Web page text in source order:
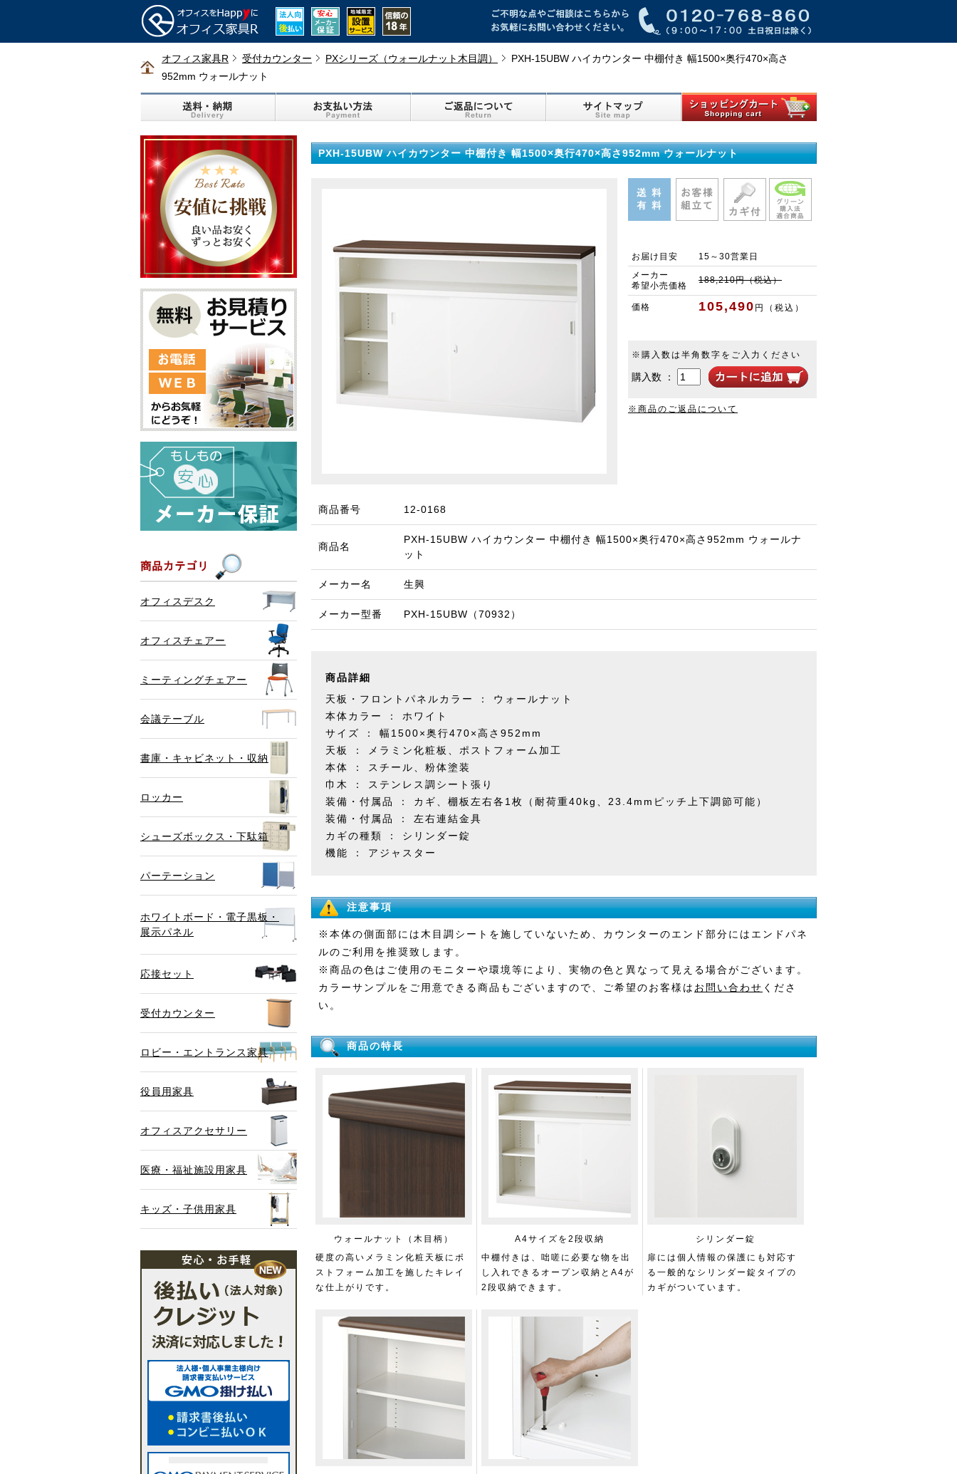
オフィス家具R 受付カウンター PXシリーズ（ウォールナット木目調）
PXH-15UBW ハイカウンター 中棚付き 幅1500×奥行470×高さ
952mm ウォールナット
オフィスデスク
オフィスチェアー
ミーティングチェアー
会議テーブル
書庫・キャビネット・収納
ロッカー
シューズボックス・下駄箱
パーテーション
ホワイトボード・電子黒板・
展示パネル
応接セット
受付カウンター
ロビー・エントランス家具
役員用家具
オフィスアクセサリー
医療・福祉施設用家具
キッズ・子供用家具
PXH-15UBW ハイカウンター 中棚付き 幅1500×奥行470×高さ952mm ウォールナット
お届け目安
15～30営業日
メーカー
希望小売価格
188,210円（税込）
価格 105,490 円（税込）
※購入数は半角数字をご入力ください
購入数 ：
※商品のご返品について
商品番号 12-0168
商品名
PXH-15UBW ハイカウンター 中棚付き 幅1500×奥行470×高さ952mm ウォールナ
ット
メーカー名 生興
メーカー型番 PXH-15UBW（70932）
商品詳細
天板・フロントパネルカラー ： ウォールナット
本体カラー ： ホワイト
サイズ ： 幅1500×奥行470×高さ952mm
天板 ： メラミン化粧板、ポストフォーム加工
本体 ： スチール、粉体塗装
巾木 ： ステンレス調シート張り
装備・付属品 ： カギ、棚板左右各1枚（耐荷重40kg、23.4mmピッチ上下調節可能）
装備・付属品 ： 左右連結金具
カギの種類 ： シリンダー錠
機能 ： アジャスター
注意事項
※本体の側面部には木目調シートを施していないため、カウンターのエンド部分にはエンドパネ
ルのご利用を推奨致します。
※商品の色はご使用のモニターや環境等により、実物の色と異なって見える場合がございます。
カラーサンプルをご用意できる商品もございますので、ご希望のお客様は お問い合わせ くださ
い。
商品の特長
ウォールナット（木目柄）
硬度の高いメラミン化粧天板にポ
ストフォーム加工を施したキレイ
な仕上がりです。
A4サイズを2段収納
中棚付きは、咄嗟に必要な物を出
し入れできるオープン収納とA4が
2段収納できます。
シリンダー錠
扉には個人情報の保護にも対応す
る一般的なシリンダー錠タイプの
カギがついています。